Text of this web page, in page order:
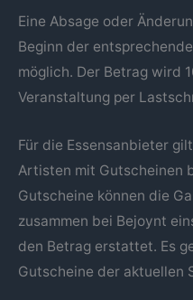
Eine Absage oder
Beginn der
möglich. Der Betrag wird
Veranstaltung per
Für die Essensanbieter
Artisten mit Gutscheinen
Gutscheine können die
zusammen bei Bejoynt
den Betrag erstattet. Es
Gutscheine der aktuellen